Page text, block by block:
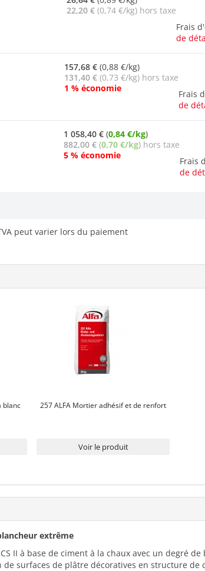
22,20 € (0,74 €/kg) hors taxe
Frais
de
157,68 € (0,88 €/kg)
131,40 € (0,73 €/kg) hors taxe
1 % économie
Frais
de
1 058,40 €(0,84 €/kg)
882,00 €(0,70 €/kg) hors taxe
5 % économie
Frais
de
peut varier lors du paiement
blanc 257 ALFA Mortier adhésif et de renfort
Voir le produit
extrême
II à base de ciment à la chaux avec un degré
surfaces de plâtre décoratives en structure de